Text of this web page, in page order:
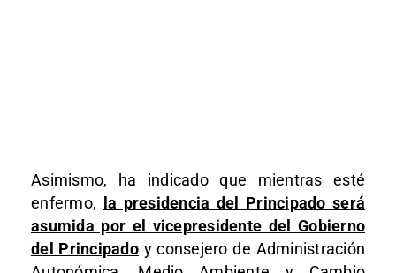
Asimismo, ha indicado que mientras esté
enfermo,
la presidencia del Principado será
asumida por el vicepresidente del Gobierno
del Principadoy consejero de Administración